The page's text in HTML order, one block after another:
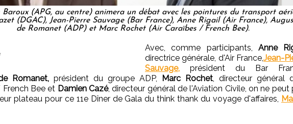
Baroux (APG, au centre) animera un débat avec les pointures du transport
(DGAC), Jean-Pierre Sauvage (Bar France), Anne Rigail (Air France),
de Romanet (ADP) et Marc Rochet (Air Caraïbes / French Bee).
Avec, comme participants, Anne
directrice générale, d'Air France,Jean-
Sauvage, président du Bar
Romanet, président du groupe ADP, Marc Rochet, directeur général
Bee et Damien Cazé, directeur général de l'Aviation Civile, on ne peut
plateau pour ce 11e Dîner de Gala du think thank du voyage d'affaires,